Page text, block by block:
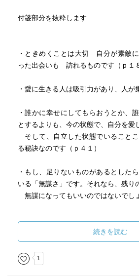
付箋部分を抜粋します
・ときめくことは大切 自分が素敵
った出会いも 訪れるものです（ｐ１
・愛に生きる人は吸引力があり、人が
・誰かに幸せにしてもらおうとか、
とするよりも、今の状態で、自分を愛
そして、自立した状態でいること
る秘訣なのです（ｐ４１）
・もし、足りないものがあるとした
いる「無謀さ」です。それなら、残り
無謀になってもいいのではないでし
は、向き合う姿勢を変えるのよ（ｐ５
・私たちは、どこに意識を向けるの
す場所は天国にもなり地獄にもなるの
続きを読む
1